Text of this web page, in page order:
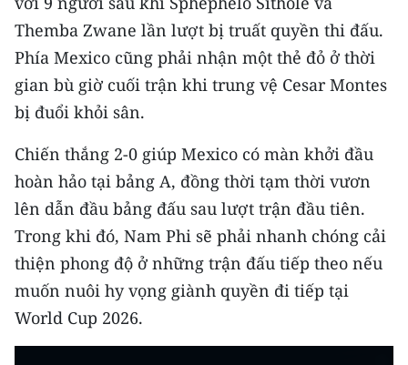
ENGLISH
中文
FRANÇAIS
РУССКИЙ
ESPAÑOL
한국어
Themba Zwane lần lượt bị truất quyền thi đấu.
Phía Mexico cũng phải nhận một thẻ đỏ ở thời
gian bù giờ cuối trận khi trung vệ Cesar Montes
bị đuổi khỏi sân.
Chiến thắng 2-0 giúp Mexico có màn khởi đầu
hoàn hảo tại bảng A, đồng thời tạm thời vươn
lên dẫn đầu bảng đấu sau lượt trận đầu tiên.
Trong khi đó, Nam Phi sẽ phải nhanh chóng cải
thiện phong độ ở những trận đấu tiếp theo nếu
muốn nuôi hy vọng giành quyền đi tiếp tại
World Cup 2026.